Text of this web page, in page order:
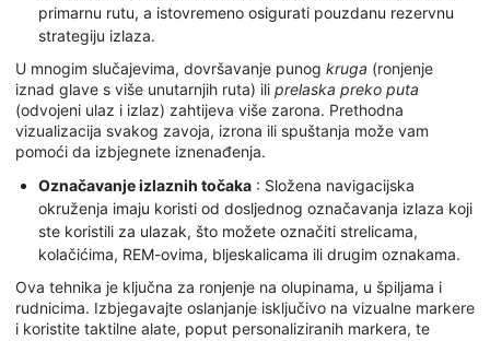
primarnu rutu, a istovremeno osigurati pouzdanu rezervnu
strategiju izlaza.
U mnogim slučajevima, dovršavanje punog kruga (ronjenje
iznad glave s više unutarnjih ruta) ili prelaska preko puta
(odvojeni ulaz i izlaz) zahtijeva više zarona. Prethodna
vizualizacija svakog zavoja, izrona ili spuštanja može vam
pomoći da izbjegnete iznenađenja.
Označavanje izlaznih točaka : Složena navigacijska
okruženja imaju koristi od dosljednog označavanja izlaza koji
ste koristili za ulazak, što možete označiti strelicama,
kolačićima, REM-ovima, bljeskalicama ili drugim oznakama.
Ova tehnika je ključna za ronjenje na olupinama, u špiljama i
rudnicima. Izbjegavajte oslanjanje isključivo na vizualne markere
i koristite taktilne alate, poput personaliziranih markera, te